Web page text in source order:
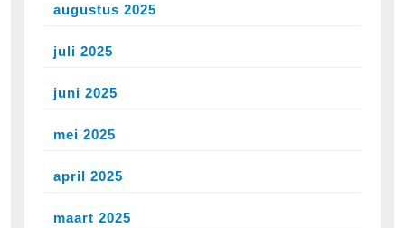
augustus 2025
juli 2025
juni 2025
mei 2025
april 2025
maart 2025